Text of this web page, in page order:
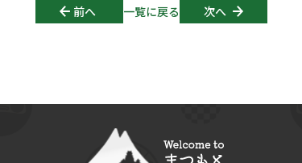
Post navigation
前へ 一覧に戻る 次へ